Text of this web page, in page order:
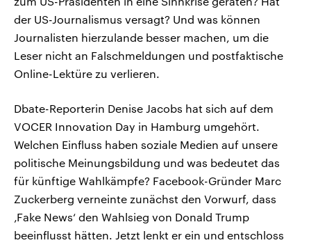
der US-Journalismus versagt? Und was können
Journalisten hierzulande besser machen, um die
Leser nicht an Falschmeldungen und postfaktische
Online-Lektüre zu verlieren.
Dbate-Reporterin Denise Jacobs hat sich auf dem
VOCER Innovation Day in Hamburg umgehört.
Welchen Einfluss haben soziale Medien auf unsere
politische Meinungsbildung und was bedeutet das
für künftige Wahlkämpfe? Facebook-Gründer Marc
Zuckerberg verneinte zunächst den Vorwurf, dass
‚Fake News‘ den Wahlsieg von Donald Trump
beeinflusst hätten. Jetzt lenkt er ein und entschloss